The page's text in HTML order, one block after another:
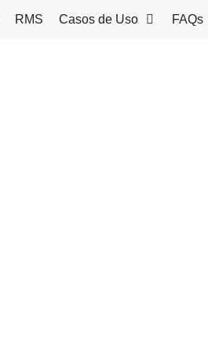
RMS Casos de Uso FAQs